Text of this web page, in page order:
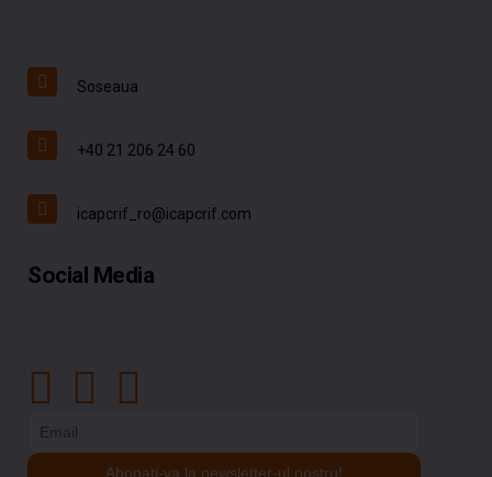
Soseaua
+40 21 206 24 60
icapcrif_ro@icapcrif.com
Social Media